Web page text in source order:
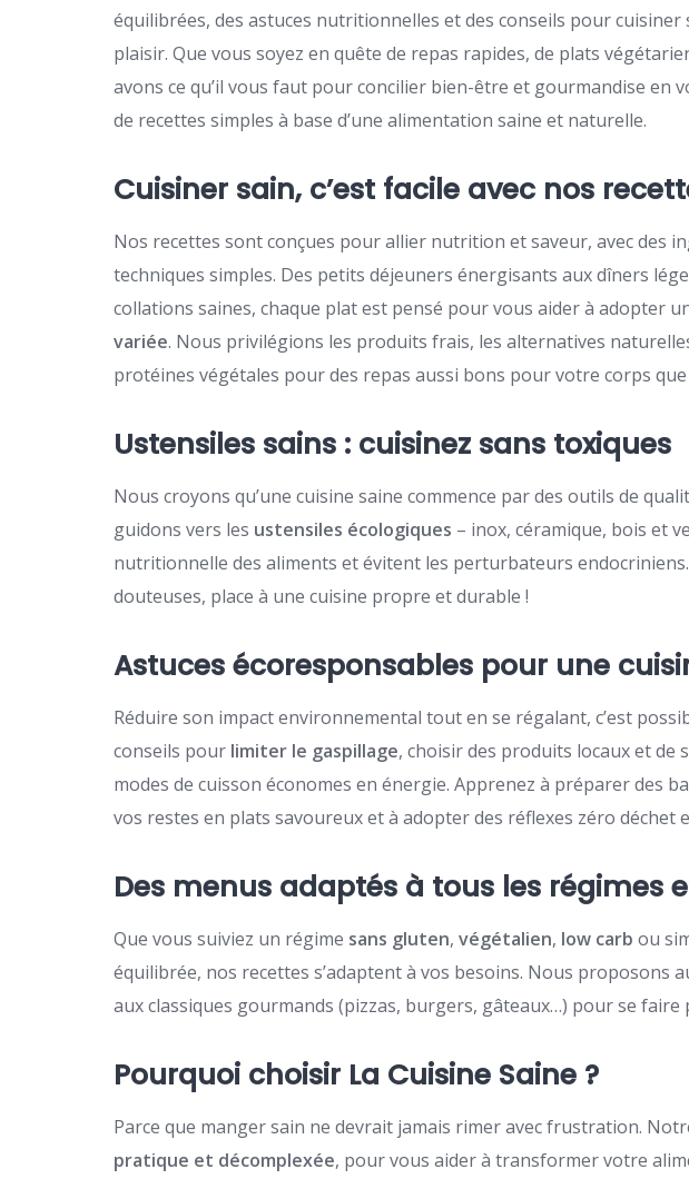
équilibrées, des astuces nutritionnelles et des conseils pour cuisiner
plaisir. Que vous soyez en quête de repas rapides, de plats
avons ce qu’il vous faut pour concilier bien-être et gourmandise en
de recettes simples à base d’une alimentation saine et naturelle.
Cuisiner sain, c’est facile avec nos
Nos recettes sont conçues pour allier nutrition et saveur, avec des
techniques simples. Des petits déjeuners énergisants aux dîners
collations saines, chaque plat est pensé pour vous aider à adopter
variée. Nous privilégions les produits frais, les alternatives
protéines végétales pour des repas aussi bons pour votre corps
Ustensiles sains : cuisinez sans toxiques
Nous croyons qu’une cuisine saine commence par des outils de
guidons vers les ustensiles écologiques – inox, céramique, bois et
nutritionnelle des aliments et évitent les perturbateurs
douteuses, place à une cuisine propre et durable !
Astuces écoresponsables pour une
Réduire son impact environnemental tout en se régalant, c’est
conseils pour limiter le gaspillage, choisir des produits locaux et de
modes de cuisson économes en énergie. Apprenez à préparer des
vos restes en plats savoureux et à adopter des réflexes zéro déchet
Des menus adaptés à tous les régimes
Que vous suiviez un régime sans gluten, végétalien, low carb ou
équilibrée, nos recettes s’adaptent à vos besoins. Nous proposons
aux classiques gourmands (pizzas, burgers, gâteaux…) pour se faire
Pourquoi choisir La Cuisine Saine ?
Parce que manger sain ne devrait jamais rimer avec frustration.
pratique et décomplexée, pour vous aider à transformer votre